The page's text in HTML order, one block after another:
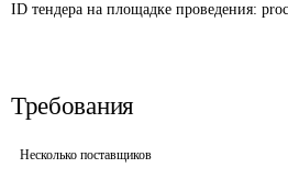
ID тендера на площадке проведения:
Требования
Несколько поставщиков